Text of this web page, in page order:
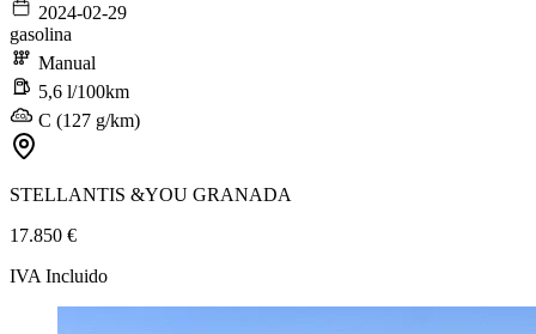
2024-02-29
gasolina
Manual
5,6 l/100km
C (127 g/km)
STELLANTIS &YOU GRANADA
17.850 €
IVA Incluido